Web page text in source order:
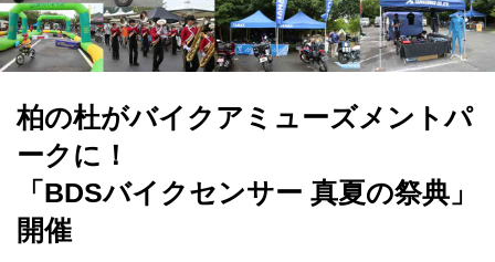
柏の杜がバイクアミューズメントパ
ークに！
「BDSバイクセンサー 真夏の祭典」
開催